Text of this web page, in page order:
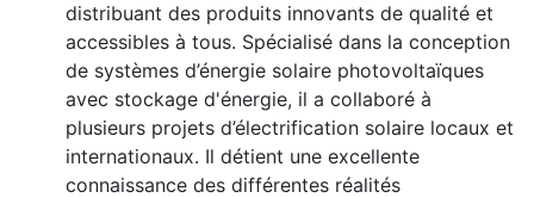
distribuant des produits innovants de qualité et
accessibles à tous. Spécialisé dans la conception
de systèmes d’énergie solaire photovoltaïques
avec stockage d'énergie, il a collaboré à
plusieurs projets d’électrification solaire locaux et
internationaux. Il détient une excellente
connaissance des différentes réalités